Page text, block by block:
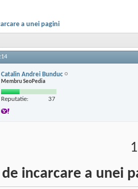
a unei pagini
Catalin Andrei Bunduc
Membru SeoPedia
Reputatie: 37
incarcare a unei